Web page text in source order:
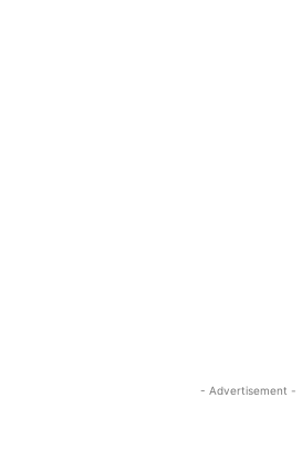
- Advertisement -